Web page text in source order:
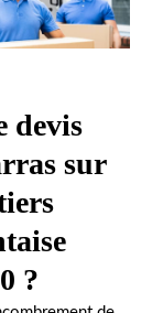
devis
sur
?